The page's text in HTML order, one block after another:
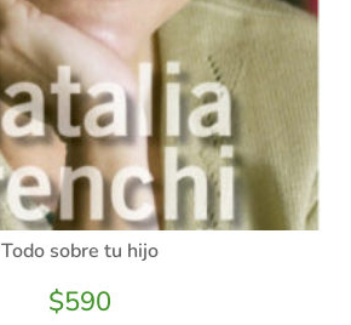
Todo sobre tu hijo
$590